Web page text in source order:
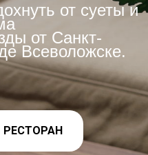
от суеты и
от Санкт-
Всеволожске.
РЕСТОРАН